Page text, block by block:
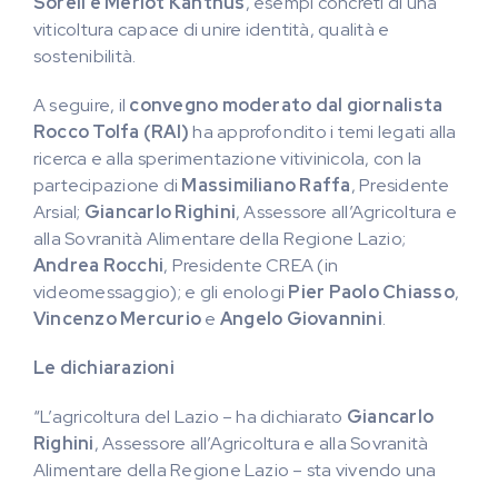
viticoltura capace di unire identità, qualità e
sostenibilità.
A seguire, il convegno moderato dal giornalista
Rocco Tolfa (RAI)ha approfondito i temi legati alla
ricerca e alla sperimentazione vitivinicola, con la
partecipazione di Massimiliano Raffa, Presidente
Arsial; Giancarlo Righini, Assessore all’Agricoltura e
alla Sovranità Alimentare della Regione Lazio;
Andrea Rocchi, Presidente CREA (in
videomessaggio); e gli enologi Pier Paolo Chiasso,
Vincenzo Mercurioe Angelo Giovannini.
Le dichiarazioni
“L’agricoltura del Lazio – ha dichiarato Giancarlo
Righini, Assessore all’Agricoltura e alla Sovranità
Alimentare della Regione Lazio – sta vivendo una